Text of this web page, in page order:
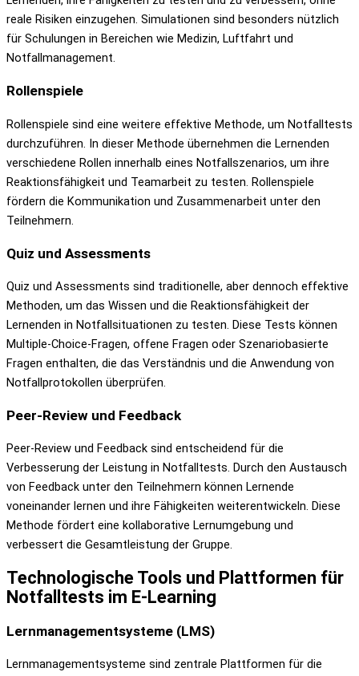
reale Risiken einzugehen. Simulationen sind besonders nützlich
für Schulungen in Bereichen wie Medizin, Luftfahrt und
Notfallmanagement.
Rollenspiele
Rollenspiele sind eine weitere effektive Methode, um Notfalltests
durchzuführen. In dieser Methode übernehmen die Lernenden
verschiedene Rollen innerhalb eines Notfallszenarios, um ihre
Reaktionsfähigkeit und Teamarbeit zu testen. Rollenspiele
fördern die Kommunikation und Zusammenarbeit unter den
Teilnehmern.
Quiz und Assessments
Quiz und Assessments sind traditionelle, aber dennoch effektive
Methoden, um das Wissen und die Reaktionsfähigkeit der
Lernenden in Notfallsituationen zu testen. Diese Tests können
Multiple-Choice-Fragen, offene Fragen oder Szenariobasierte
Fragen enthalten, die das Verständnis und die Anwendung von
Notfallprotokollen überprüfen.
Peer-Review und Feedback
Peer-Review und Feedback sind entscheidend für die
Verbesserung der Leistung in Notfalltests. Durch den Austausch
von Feedback unter den Teilnehmern können Lernende
voneinander lernen und ihre Fähigkeiten weiterentwickeln. Diese
Methode fördert eine kollaborative Lernumgebung und
verbessert die Gesamtleistung der Gruppe.
Technologische Tools und Plattformen für
Notfalltests im E-Learning
Lernmanagementsysteme (LMS)
Lernmanagementsysteme sind zentrale Plattformen für die